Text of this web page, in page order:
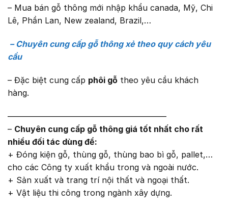
– Mua bán gỗ thông mới nhập khẩu canada, Mỹ, Chi
Lê, Phần Lan, New zealand, Brazil,…
– Chuyên cung cấp gỗ thông xẻ theo quy cách yêu
cầu
– Đặc biệt cung cấp phôi gỗ theo yêu cầu khách
hàng.
———————————————————–
– Chuyên cung cấp gỗ thông giá tốt nhất cho rất
nhiều đối tác dùng để:
+ Đóng kiện gỗ, thùng gỗ, thùng bao bì gỗ, pallet,…
cho các Công ty xuất khẩu trong và ngoài nước.
+ Sản xuất và trang trí nội thất và ngoại thất.
+ Vật liệu thi công trong ngành xây dựng.